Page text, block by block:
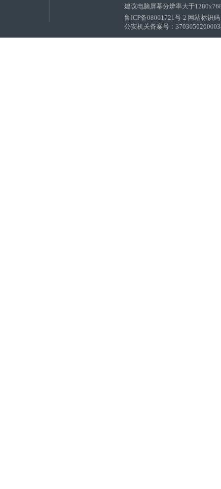
建议电脑屏幕分辨率大于
鲁ICP备08001721号-2 网站标识
公安机关备案号：